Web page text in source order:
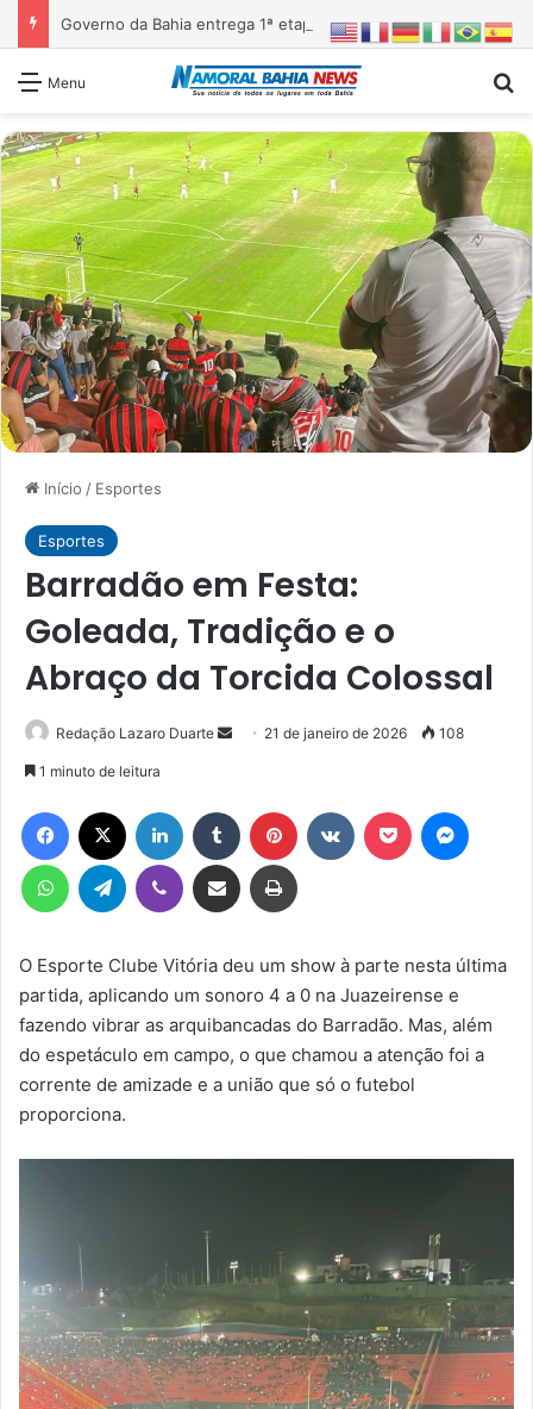
Governo da Bahia entrega 1ª etapa da requalificação do Parque Metropolitano de Pituaçu
Menu
Início / Esportes
Esportes
Barradão em Festa:
Goleada, Tradição e o
Abraço da Torcida Colossal
Redação Lazaro Duarte
Mande
mail
21 de janeiro de 2026 108
1 minuto de leitura
Facebook Linkedin Tumblr Pinterest Pocket
WhatsAppTelegram Viber Compartilhar via e-mail Imprimir
O Esporte Clube Vitória deu um show à parte nesta última
partida, aplicando um sonoro 4 a 0 na Juazeirense e
fazendo vibrar as arquibancadas do Barradão. Mas, além
do espetáculo em campo, o que chamou a atenção foi a
corrente de amizade e a união que só o futebol
proporciona.